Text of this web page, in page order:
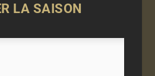
LA SAISON